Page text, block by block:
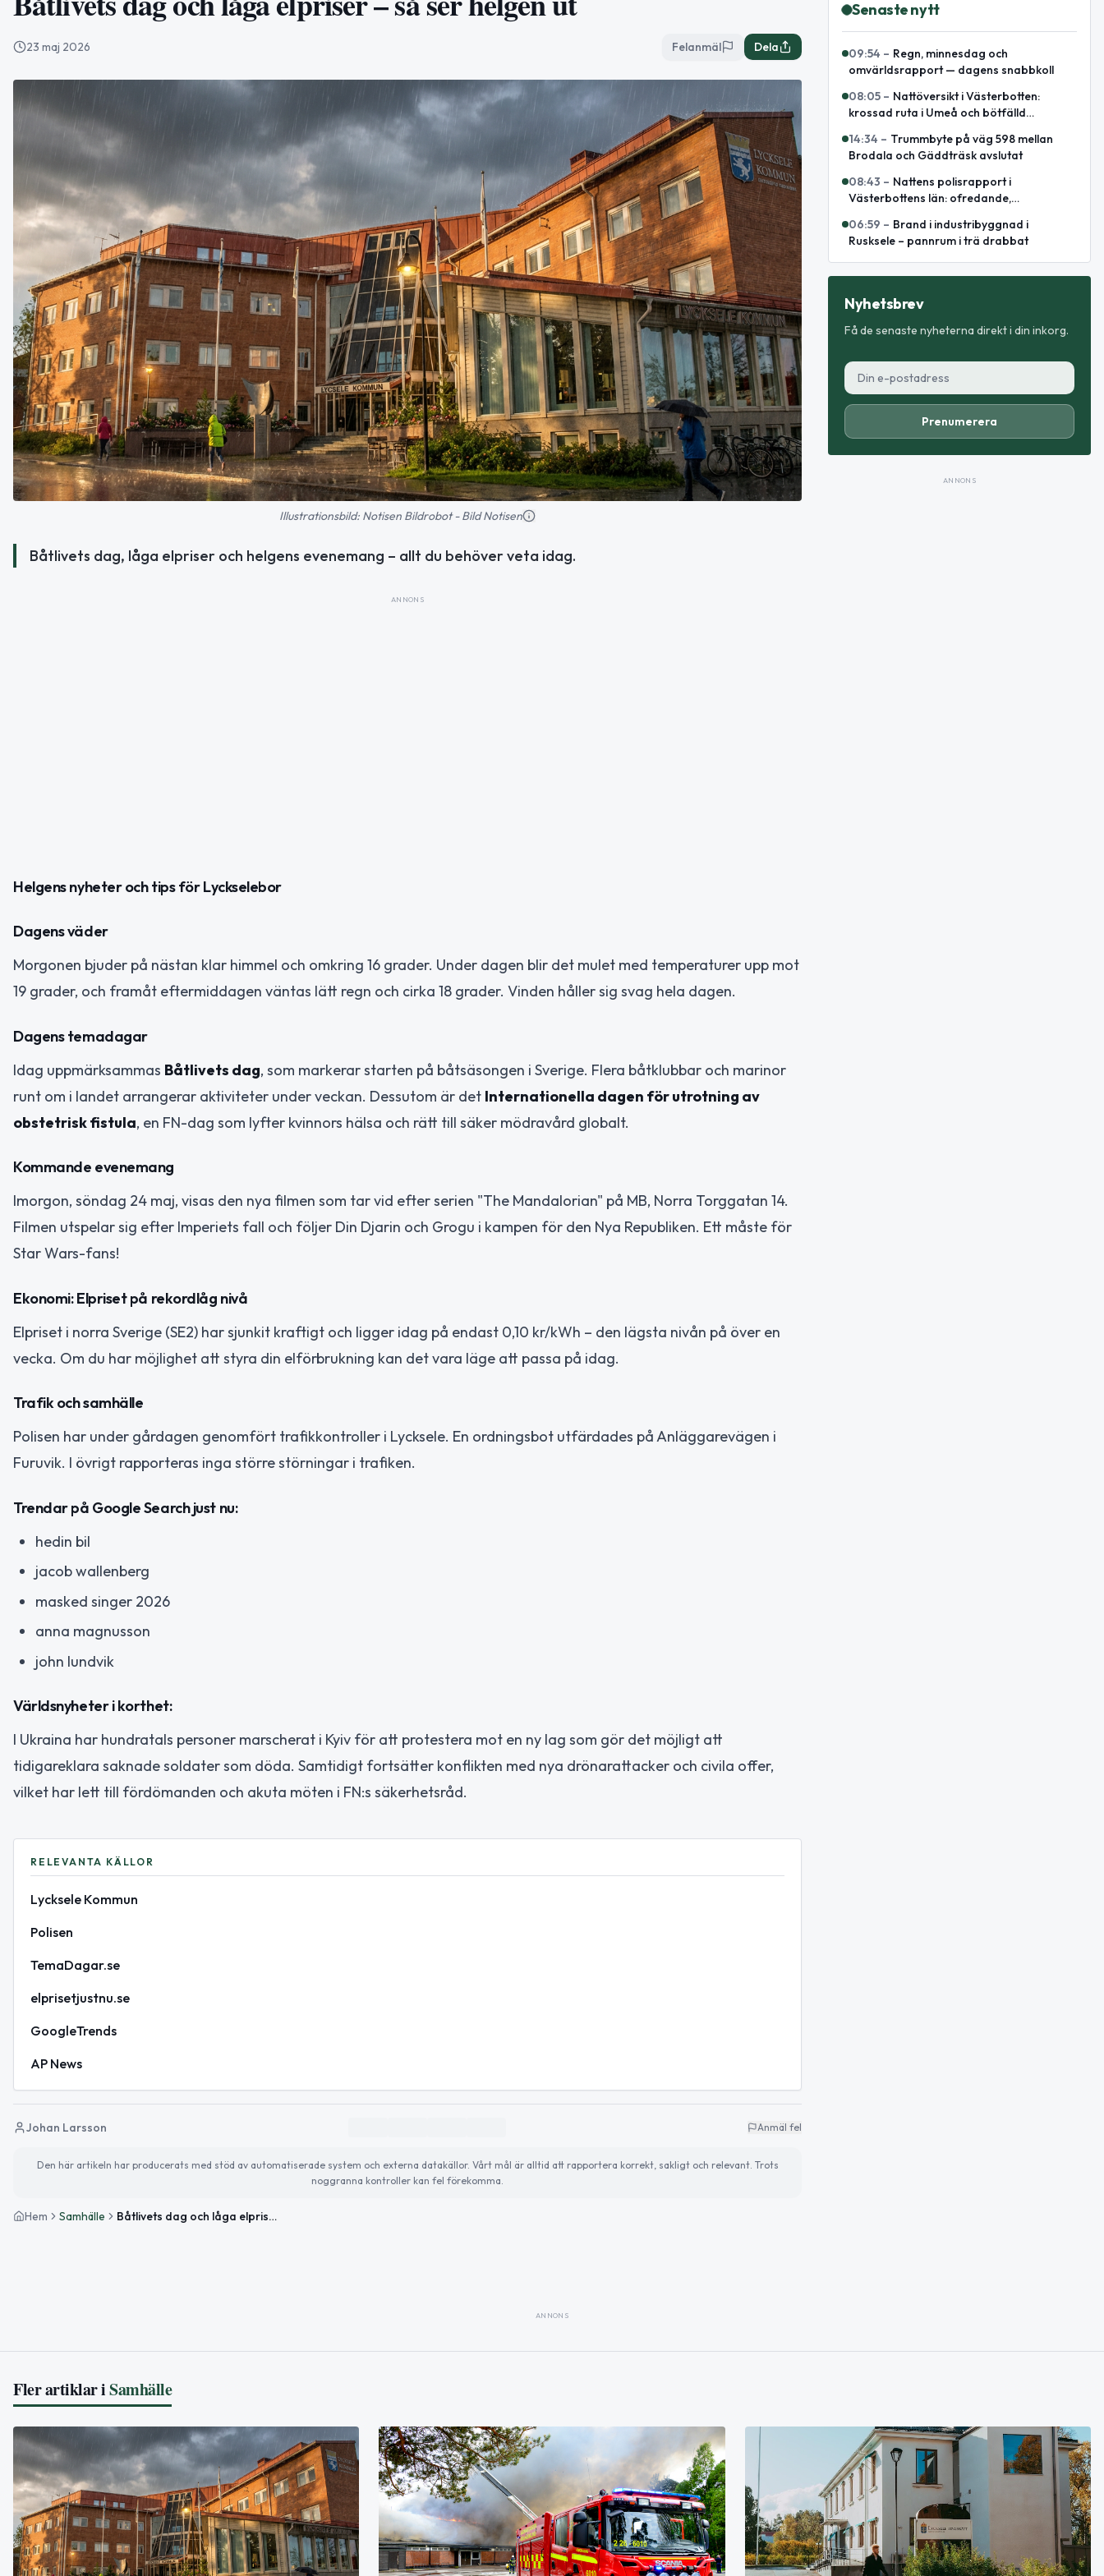
23 maj 2026 Felanmäl Dela
Illustrationsbild: Notisen Bildrobot - Bild Notisen
Båtlivets dag, låga elpriser och helgens evenemang – allt du behöver veta idag.
ANNONS
Helgens nyheter och tips för Lyckselebor
Dagens väder
Morgonen bjuder på nästan klar himmel och omkring 16 grader. Under dagen blir det mulet med temperaturer upp mot
19 grader, och framåt eftermiddagen väntas lätt regn och cirka 18 grader. Vinden håller sig svag hela dagen.
Dagens temadagar
Idag uppmärksammas Båtlivets dag, som markerar starten på båtsäsongen i Sverige. Flera båtklubbar och marinor
runt om i landet arrangerar aktiviteter under veckan. Dessutom är det Internationella dagen för utrotning av
obstetrisk fistula, en FN-dag som lyfter kvinnors hälsa och rätt till säker mödravård globalt.
Kommande evenemang
Imorgon, söndag 24 maj, visas den nya filmen som tar vid efter serien "The Mandalorian" på MB, Norra Torggatan 14.
Filmen utspelar sig efter Imperiets fall och följer Din Djarin och Grogu i kampen för den Nya Republiken. Ett måste för
Star Wars-fans!
Ekonomi: Elpriset på rekordlåg nivå
Elpriset i norra Sverige (SE2) har sjunkit kraftigt och ligger idag på endast 0,10 kr/kWh – den lägsta nivån på över en
vecka. Om du har möjlighet att styra din elförbrukning kan det vara läge att passa på idag.
Trafik och samhälle
Polisen har under gårdagen genomfört trafikkontroller i Lycksele. En ordningsbot utfärdades på Anläggarevägen i
Furuvik. I övrigt rapporteras inga större störningar i trafiken.
Trendar på Google Search just nu:
hedin bil
jacob wallenberg
masked singer 2026
anna magnusson
john lundvik
Världsnyheter i korthet:
I Ukraina har hundratals personer marscherat i Kyiv för att protestera mot en ny lag som gör det möjligt att
tidigareklara saknade soldater som döda. Samtidigt fortsätter konflikten med nya drönarattacker och civila offer,
vilket har lett till fördömanden och akuta möten i FN:s säkerhetsråd.
RELEVANTA KÄLLOR
Lycksele Kommun
Polisen
TemaDagar.se
elprisetjustnu.se
GoogleTrends
AP News
Johan Larsson Anmäl fel
Den här artikeln har producerats med stöd av automatiserade system och externa datakällor. Vårt mål är alltid att rapportera korrekt, sakligt och relevant. Trots
noggranna kontroller kan fel förekomma.
Hem Samhälle Båtlivets dag och låga elpriser – så ser helgen ut
Senaste nytt
09:54 – Regn, minnesdag och
omvärldsrapport — dagens snabbkoll
08:05 – Nattöversikt i Västerbotten:
krossad ruta i Umeå och bötfälld
14:34 – Trummbyte på väg 598 mellan
Brodala och Gäddträsk avslutat
08:43 – Nattens polisrapport i
Västerbottens län: ofredande,
06:59 – Brand i industribyggnad i
Rusksele – pannrum i trä drabbat
Nyhetsbrev
Få de senaste nyheterna direkt i din inkorg.
Prenumerera
ANNONS
ANNONS
Fler artiklar iSamhälle